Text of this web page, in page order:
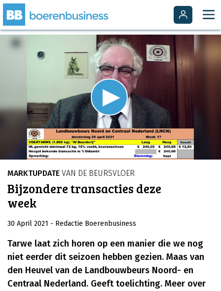
Video
Player
loading.Play
Video
MARKTUPDATE VAN DE BEURSVLOER
Bijzondere transacties deze
week
30 April 2021 - Redactie Boerenbusiness
Tarwe laat zich horen op een manier die we nog
niet eerder dit seizoen hebben gezien. Maas van
den Heuvel van de Landbouwbeurs Noord- en
Centraal Nederland. Geeft toelichting. Meer over